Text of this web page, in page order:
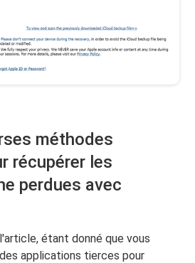
méthodes
récupérer les
perdues avec
étant donné que vous
applications tierces pour